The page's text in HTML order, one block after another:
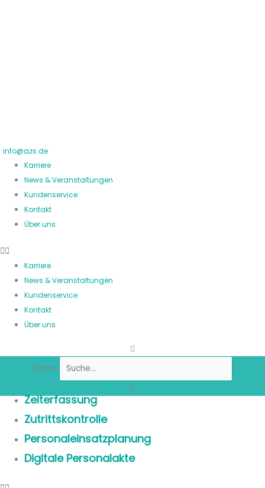
info@azs.de
Karriere
News & Veranstaltungen
Kundenservice
Kontakt
Über uns
Karriere
News & Veranstaltungen
Kundenservice
Kontakt
Über uns
Suche
Zeiterfassung
Zutrittskontrolle
Personaleinsatzplanung
Digitale Personalakte